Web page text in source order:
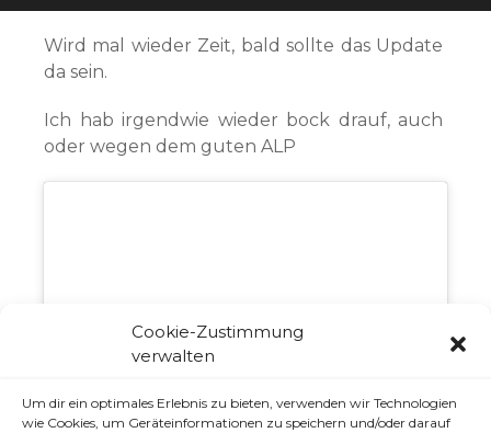
Cookie-Zustimmung
verwalten
Um dir ein optimales Erlebnis zu bieten, verwenden wir Technologien
wie Cookies, um Geräteinformationen zu speichern und/oder darauf
Wird mal wieder Zeit, bald sollte das Update
da sein.
Ich hab irgendwie wieder bock drauf, auch
oder wegen dem guten ALP
Klicke auf "Ich stimme zu", um Youtube zu
Cookie-Richtlinie